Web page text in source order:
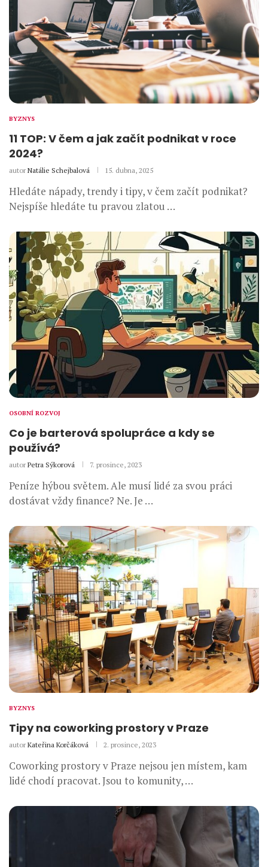
BYZNYS
11 TOP: V čem a jak začít podnikat v roce
2024?
autor Natálie Schejbalová 15. dubna, 2025
Hledáte nápady, trendy i tipy, v čem začít podnikat?
Nejspíše hledáte tu pravou zlatou …
OSOBNÍ ROZVOJ
Co je barterová spolupráce a kdy se
používá?
autor Petra Sýkorová 7. prosince, 2023
Peníze hýbou světem. Ale musí lidé za svou práci
dostávat vždy finance? Ne. Je …
BYZNYS
Tipy na coworking prostory v Praze
autor Kateřina Korčáková 2. prosince, 2023
Coworking prostory v Praze nejsou jen místem, kam
lidé chodí pracovat. Jsou to komunity, …